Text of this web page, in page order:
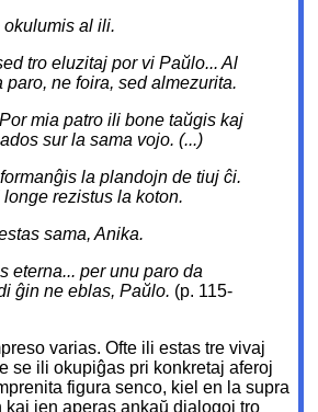
al ili.
tro eluzitaj por vi Paŭlo... Al
paro, ne foira, sed almezurita.
mia patro ili bone taŭgis kaj
sur la sama vojo. (...)
la plandojn de tiuj ĉi.
rezistus la koton.
sama, Anika.
eterna... per unu paro da
ĝin ne eblas, Paŭlo. (p. 115-
varias. Ofte ili estas tre vivaj
se ili okupiĝas pri konkretaj aferoj
figura senco, kiel en la supra
kaj jen aperas ankaŭ dialogoj tro